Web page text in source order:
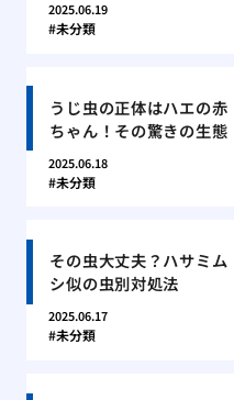
2025.06.19
未分類
うじ虫の正体はハエの赤
ちゃん！その驚きの生態
2025.06.18
未分類
その虫大丈夫？ハサミム
シ似の虫別対処法
2025.06.17
未分類